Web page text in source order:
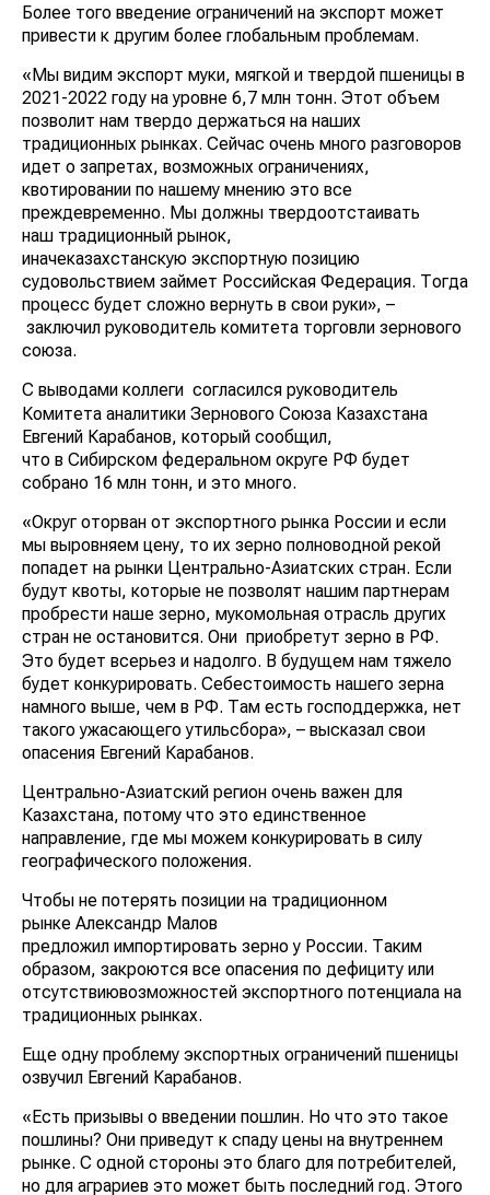
Более того введение ограничений на экспорт может
привести к другим более глобальным проблемам.
«Мы видим экспорт муки, мягкой и твердой пшеницы в
2021-2022 году на уровне 6,7 млн тонн. Этот объем
позволит нам твердо держаться на наших
традиционных рынках. Сейчас очень много разговоров
идет о запретах, возможных ограничениях,
квотировании по нашему мнению это все
преждевременно. Мы должны твердоотстаивать
наш традиционный рынок,
иначеказахстанскую экспортную позицию
судовольствием займет Российская Федерация. Тогда
процесс будет сложно вернуть в свои руки», –
заключил руководитель комитета торговли зернового
союза.
С выводами коллеги согласился руководитель
Комитета аналитики Зернового Союза Казахстана
Евгений Карабанов, который сообщил,
что в Сибирском федеральном округе РФ будет
собрано 16 млн тонн, и это много.
«Округ оторван от экспортного рынка России и если
мы выровняем цену, то их зерно полноводной рекой
попадет на рынки Центрально-Азиатских стран. Если
будут квоты, которые не позволят нашим партнерам
пробрести наше зерно, мукомольная отрасль других
стран не остановится. Они приобретут зерно в РФ.
Это будет всерьез и надолго. В будущем нам тяжело
будет конкурировать. Себестоимость нашего зерна
намного выше, чем в РФ. Там есть господдержка, нет
такого ужасающего утильсбора», – высказал свои
опасения Евгений Карабанов.
Центрально-Азиатский регион очень важен для
Казахстана, потому что это единственное
направление, где мы можем конкурировать в силу
географического положения.
Чтобы не потерять позиции на традиционном
рынке Александр Малов
предложил импортировать зерно у России. Таким
образом, закроются все опасения по дефициту или
отсутствиювозможностей экспортного потенциала на
традиционных рынках.
Еще одну проблему экспортных ограничений пшеницы
озвучил Евгений Карабанов.
«Есть призывы о введении пошлин. Но что это такое
пошлины? Они приведут к спаду цены на внутреннем
рынке. С одной стороны это благо для потребителей,
но для аграриев это может быть последний год. Этого